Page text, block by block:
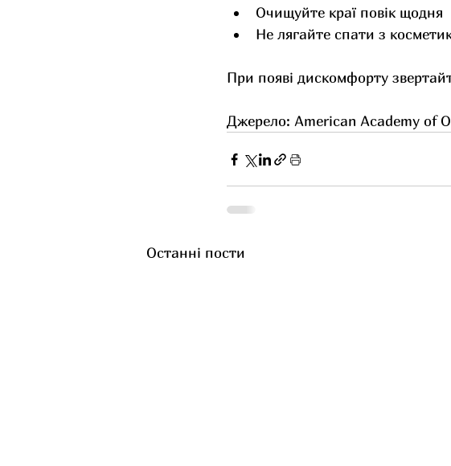
Очищуйте краї повік щодня
Не лягайте спати з
При появі дискомфорту
Джерело: American Academy of
Останні пости